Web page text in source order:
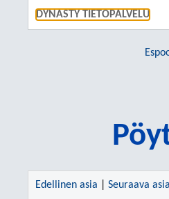
DYNASTY TIETOPALVELU
Edellinen asia Seuraava asia